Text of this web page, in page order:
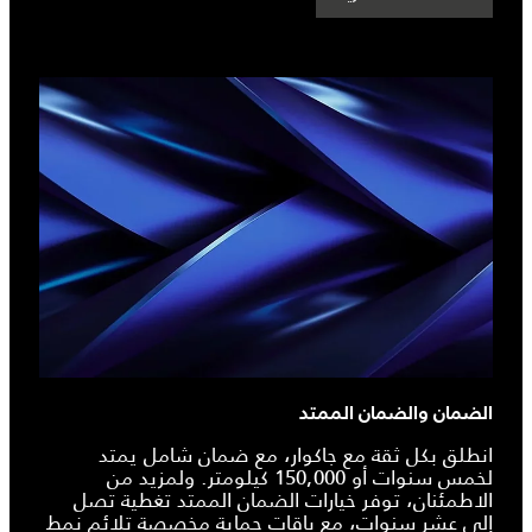
الضمان والضمان الممتد
انطلق بكل ثقة مع جاكوار، مع ضمان شامل يمتد
لخمس سنوات أو 150,000 كيلومتر. ولمزيد من
الاطمئنان، توفر خيارات الضمان الممتد تغطية تصل
إلى عشر سنوات، مع باقات حماية مخصصة تلائم نمط